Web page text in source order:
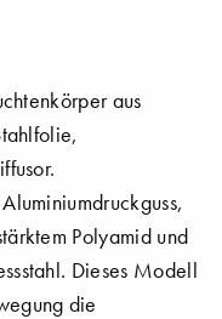
aus
Polyamid und
Dieses Modell
die